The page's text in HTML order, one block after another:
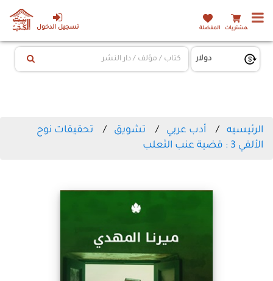
تسجيل الدخول المشتريات المفضلة
الرئيسيه أدب عربي تشويق
تحقيقات نوح
الألفي 3 : قضية عنب الثعلب